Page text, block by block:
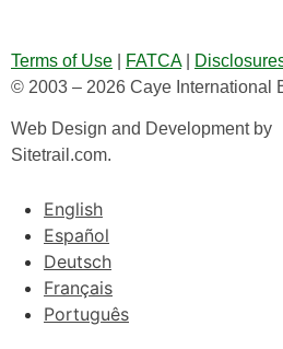
Terms of Use FATCA|
© 2003 – 2026 Caye International
Web Design and Development by
Sitetrail.com.
English
Español
Deutsch
Français
Português